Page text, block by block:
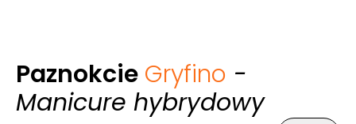
Paznokcie Gryfino -
Manicure hybrydowy